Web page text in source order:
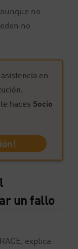
no
no
en
haces Socio
un fallo
explica